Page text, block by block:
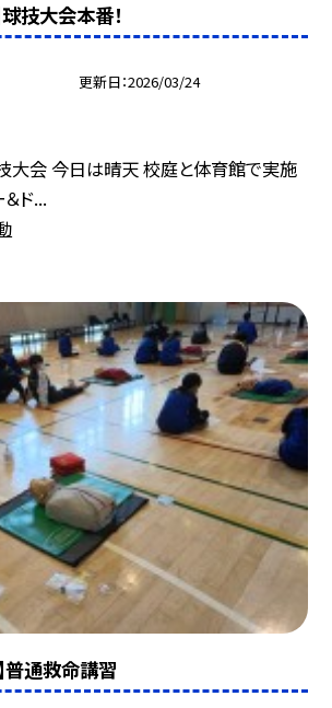
技大会本番！
更新日 2026/03/24
大会 今日は晴天 校庭と体育館で実施
ド...
普通救命講習